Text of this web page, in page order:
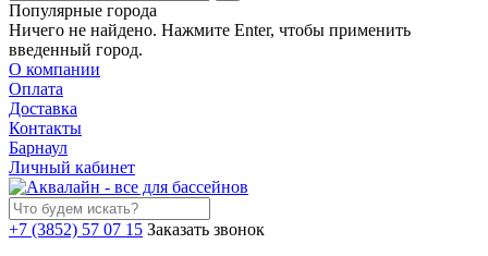
Популярные города
Ничего не найдено. Нажмите Enter, чтобы применить
введенный город.
О компании
Оплата
Доставка
Контакты
Барнаул
Личный кабинет
+7 (3852) 57 07 15 Заказать звонок